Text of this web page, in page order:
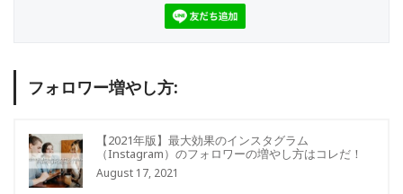
フォロワー増やし方:
【2021年版】最大効果のインスタグラム
（Instagram）のフォロワーの増やし方はコレだ！
August 17, 2021